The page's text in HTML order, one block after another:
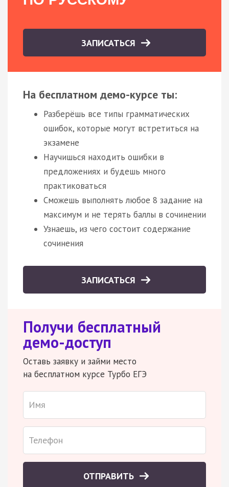
ЗАПИСАТЬСЯ
На бесплатном демо-курсе ты:
Разберёшь все типы грамматических
ошибок, которые могут встретиться на
экзамене
Научишься находить ошибки в
предложениях и будешь много
практиковаться
Сможешь выполнять любое 8 задание на
максимум и не терять баллы в сочинении
Узнаешь, из чего состоит содержание
сочинения
ЗАПИСАТЬСЯ
Получи бесплатный
демо-доступ
Оставь заявку и займи место
на бесплатном курсе Турбо ЕГЭ
ОТПРАВИТЬ